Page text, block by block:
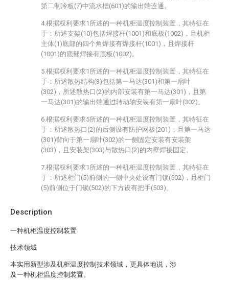
Description
一种机柜温度控制装置
技术领域
本实用新型涉及机柜温度控制技术领域，更具体地说，涉
及一种机柜温度控制装置。
第二制冷板(7)中流水槽(601)的输出端连通。
4.根据权利要求1所述的一种机柜温度控制装置，其特征在
于：所述支架(10)包括焊接杆(1001)和底板(1002)，且机柜
主体(1)底部的四个角焊接有焊接杆(1001)，且焊接杆
(1001)的底部焊接有底板(1002)。
5.根据权利要求1所述的一种机柜温度控制装置，其特征在
于：所述散热结构(3)包括第一马达(301)和第一扇叶
(302)，所述散热口(2)的内部安装有第一马达(301)，且第
一马达(301)的输出端通过转动轴安装有第一扇叶(302)。
6.根据权利要求5所述的一种机柜温度控制装置，其特征在
于：所述散热口(2)的后侧设有防护网板(201)，且第一马达
(301)背向于第一扇叶(302)的一侧固定安装有安装架
(303)，且安装架(303)与散热口(2)的内壁焊接固定。
7.根据权利要求1所述的一种机柜温度控制装置，其特征在
于：所述柜门(5)前侧的一侧中央处设有门锁(502)，且柜门
(5)前侧位于门锁(502)的下方设有把手(503)。